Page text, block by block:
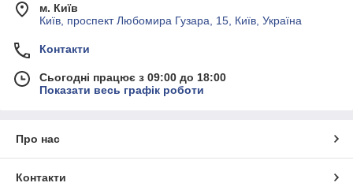
м. Київ
Київ, проспект Любомира Гузара, 15, Київ, Україна
Контакти
Сьогодні працює з 09:00 до 18:00
Показати весь графік роботи
Про нас
Контакти